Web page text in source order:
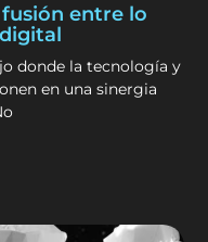
fusión entre lo
donde la tecnología y
en una sinergia